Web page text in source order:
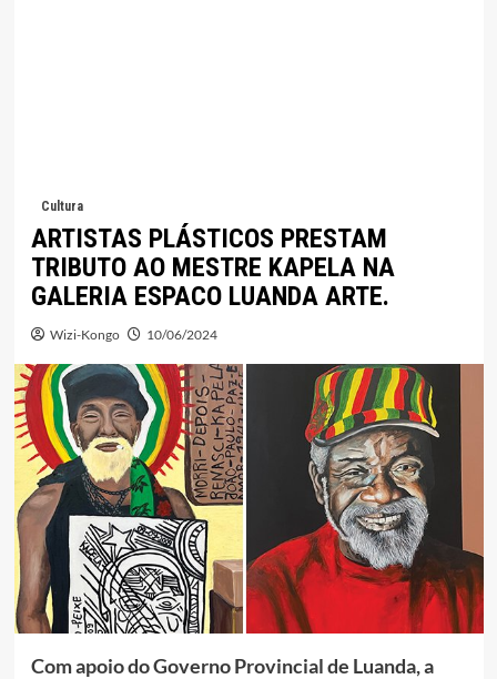
Cultura
ARTISTAS PLÁSTICOS PRESTAM
TRIBUTO AO MESTRE KAPELA NA
GALERIA ESPACO LUANDA ARTE.
Wizi-Kongo 10/06/2024
Com apoio do Governo Provincial de Luanda, a